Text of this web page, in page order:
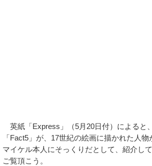
英紙「Express」（5月20日付）によると
「Fact5」が、17世紀の絵画に描かれた人物
マイケル本人にそっくりだとして、紹介し
ご覧頂こう。